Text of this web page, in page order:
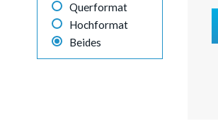
Querformat
Hochformat
Beides